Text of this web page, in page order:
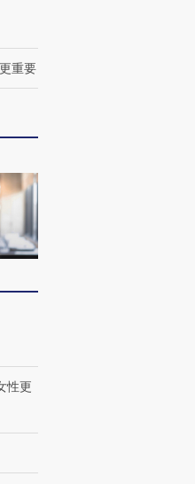
雨 3小时累计雨量超80毫
米
重要
性更